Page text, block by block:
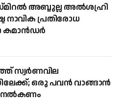
അബ്ദുല്ല അല്‍ശഹ്രി
നാവിക പ്രതിരോധ
കമാന്‍ഡര്‍
സ്വര്‍ണവില
ഒരു പവന്‍ വാങ്ങാന്‍
നല്‍കണം